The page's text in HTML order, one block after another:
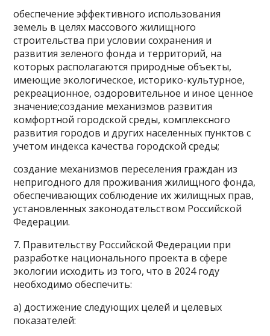
обеспечение эффективного использования
земель в целях массового жилищного
строительства при условии сохранения и
развития зеленого фонда и территорий, на
которых располагаются природные объекты,
имеющие экологическое, историко-культурное,
рекреационное, оздоровительное и иное ценное
значение;создание механизмов развития
комфортной городской среды, комплексного
развития городов и других населенных пунктов с
учетом индекса качества городской среды;
создание механизмов переселения граждан из
непригодного для проживания жилищного фонда,
обеспечивающих соблюдение их жилищных прав,
установленных законодательством Российской
Федерации.
7. Правительству Российской Федерации при
разработке национального проекта в сфере
экологии исходить из того, что в 2024 году
необходимо обеспечить:
а) достижение следующих целей и целевых
показателей: